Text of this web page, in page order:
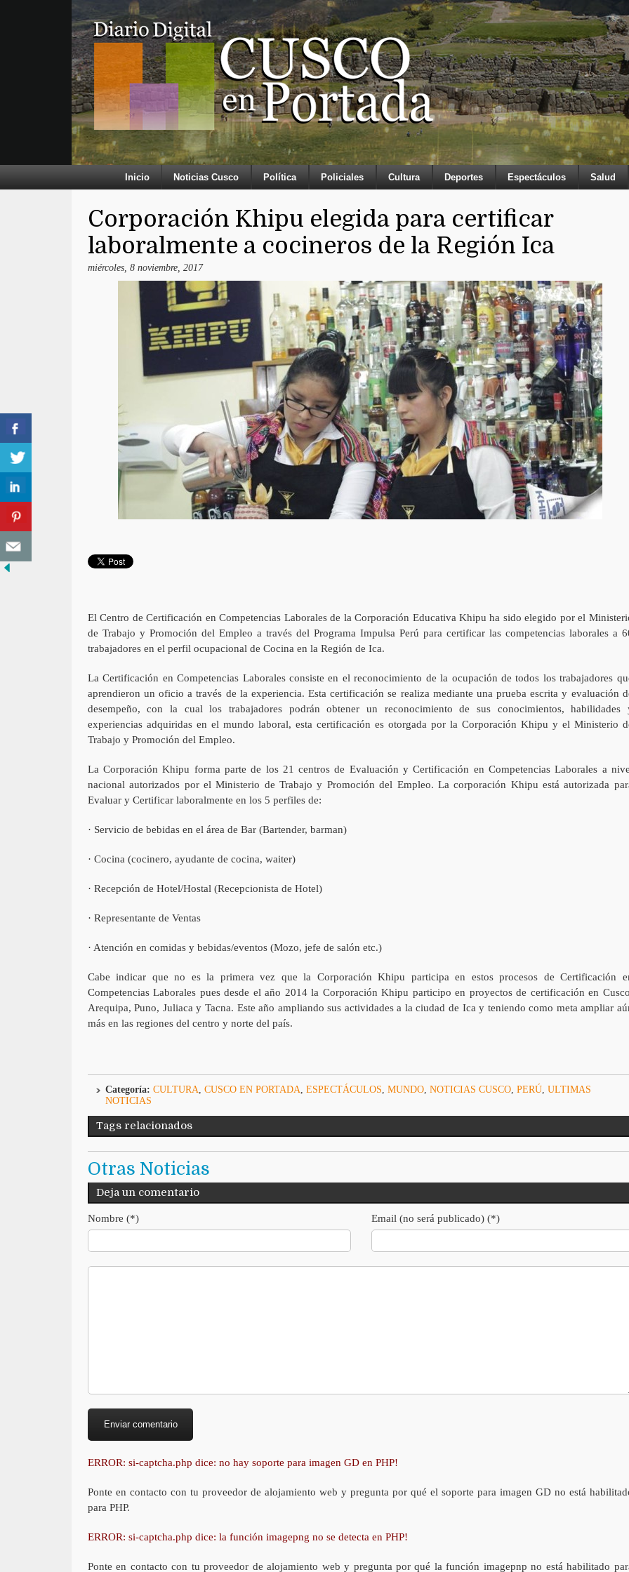
Inicio Noticias Cusco Política Policiales Cultura Deportes Espectáculos Salud
Corporación Khipu elegida para certificar
laboralmente a cocineros de la Región Ica
miércoles, 8 noviembre, 2017
El Centro de Certificación en Competencias Laborales de la Corporación Educativa Khipu ha sido elegido por el
de Trabajo y Promoción del Empleo a través del Programa Impulsa Perú para certificar las competencias laborales a
trabajadores en el perfil ocupacional de Cocina en la Región de Ica.
La Certificación en Competencias Laborales consiste en el reconocimiento de la ocupación de todos los trabajadores
aprendieron un oficio a través de la experiencia. Esta certificación se realiza mediante una prueba escrita y evaluación
desempeño, con la cual los trabajadores podrán obtener un reconocimiento de sus conocimientos, habilidades
experiencias adquiridas en el mundo laboral, esta certificación es otorgada por la Corporación Khipu y el Ministerio
Trabajo y Promoción del Empleo.
La Corporación Khipu forma parte de los 21 centros de Evaluación y Certificación en Competencias Laborales a
nacional autorizados por el Ministerio de Trabajo y Promoción del Empleo. La corporación Khipu está autorizada
Evaluar y Certificar laboralmente en los 5 perfiles de:
· Servicio de bebidas en el área de Bar (Bartender, barman)
· Cocina (cocinero, ayudante de cocina, waiter)
· Recepción de Hotel/Hostal (Recepcionista de Hotel)
· Representante de Ventas
· Atención en comidas y bebidas/eventos (Mozo, jefe de salón etc.)
Cabe indicar que no es la primera vez que la Corporación Khipu participa en estos procesos de Certificación
Competencias Laborales pues desde el año 2014 la Corporación Khipu participo en proyectos de certificación en
Arequipa, Puno, Juliaca y Tacna. Este año ampliando sus actividades a la ciudad de Ica y teniendo como meta ampliar
más en las regiones del centro y norte del país.
Categoría: CULTURA CUSCO EN PORTADA ESPECTÁCULOS MUNDO, NOTICIAS CUSCO, PERÚ, ULTIMAS
NOTICIAS
Tags relacionados
Otras Noticias
Deja un comentario
Nombre (*) Email (no será publicado) (*)
ERROR: si-captcha.php dice: no hay soporte para imagen GD en PHP!
Ponte en contacto con tu proveedor de alojamiento web y pregunta por qué el soporte para imagen GD no está
para PHP.
ERROR: si-captcha.php dice: la función imagepng no se detecta en PHP!
Ponte en contacto con tu proveedor de alojamiento web y pregunta por qué la función imagepnp no está habilitado